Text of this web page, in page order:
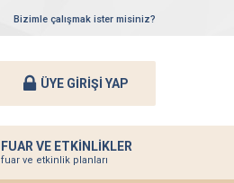
Bizimle çalışmak ister misiniz?
ÜYE GİRİŞİ YAP
FUAR VE ETKİNLİKLER
fuar ve etkinlik planları